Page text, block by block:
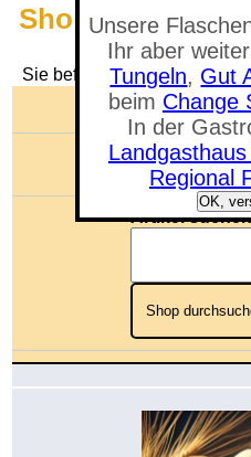
Unsere
Ihr aber
Tungeln, Gut
beim Change
In der
Regional
OK,
Shop - Irish
Sie befinden sich in der
🛒
Anzahl der
Gesamtwert:
Artikel suchen
Shop